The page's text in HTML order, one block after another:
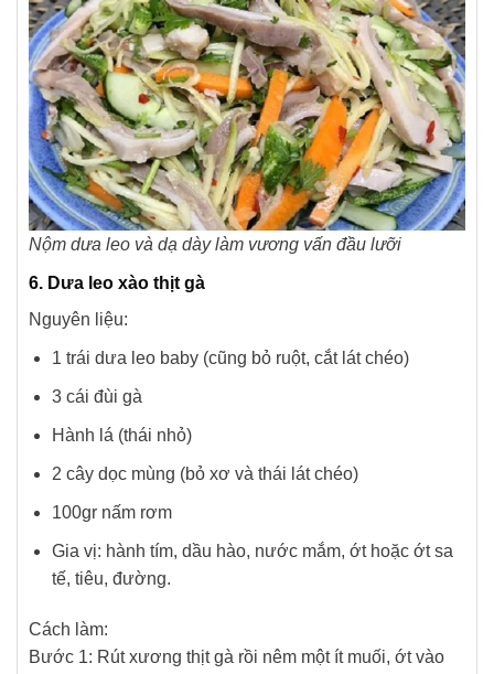
Nộm dưa leo và dạ dày làm vương vấn đầu lưỡi
6. Dưa leo xào thịt gà
Nguyên liệu:
1 trái dưa leo baby (cũng bỏ ruột, cắt lát chéo)
3 cái đùi gà
Hành lá (thái nhỏ)
2 cây dọc mùng (bỏ xơ và thái lát chéo)
100gr nấm rơm
Gia vị: hành tím, dầu hào, nước mắm, ớt hoặc ớt sa
tế, tiêu, đường.
Cách làm:
Bước 1: Rút xương thịt gà rồi nêm một ít muối, ớt vào